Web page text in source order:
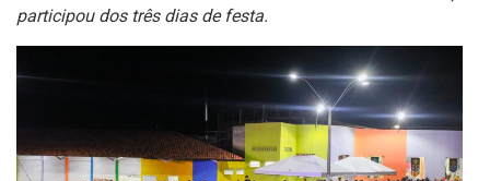
participou dos três dias de festa.